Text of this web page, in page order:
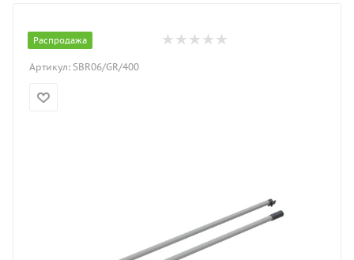
Распродажа
Артикул: SBR06/GR/400